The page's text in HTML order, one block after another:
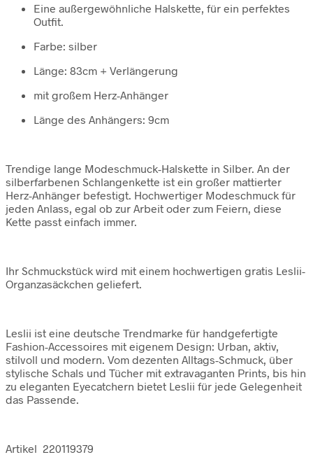
Eine außergewöhnliche Halskette, für ein perfektes
Outfit.
Farbe: silber
Länge: 83cm + Verlängerung
mit großem Herz-Anhänger
Länge des Anhängers: 9cm
Trendige lange Modeschmuck-Halskette in Silber. An der
silberfarbenen Schlangenkette ist ein großer mattierter
Herz-Anhänger befestigt. Hochwertiger Modeschmuck für
jeden Anlass, egal ob zur Arbeit oder zum Feiern, diese
Kette passt einfach immer.
Ihr Schmuckstück wird mit einem hochwertigen gratis Leslii-
Organzasäckchen geliefert.
Leslii ist eine deutsche Trendmarke für handgefertigte
Fashion-Accessoires mit eigenem Design: Urban, aktiv,
stilvoll und modern. Vom dezenten Alltags-Schmuck, über
stylische Schals und Tücher mit extravaganten Prints, bis hin
zu eleganten Eyecatchern bietet Leslii für jede Gelegenheit
das Passende.
Artikel 220119379